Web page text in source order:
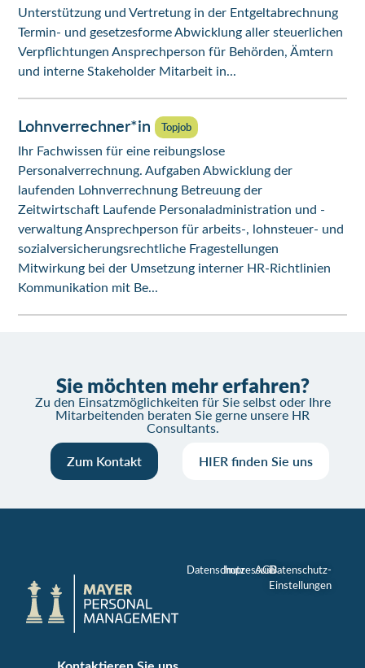
Unterstützung und Vertretung in der Entgeltabrechnung
Termin- und gesetzesforme Abwicklung aller steuerlichen
Verpflichtungen Ansprechperson für Behörden, Ämtern
und interne Stakeholder Mitarbeit in...
Lohnverrechner*in Topjob
Ihr Fachwissen für eine reibungslose
Personalverrechnung. Aufgaben Abwicklung der
laufenden Lohnverrechnung Betreuung der
Zeitwirtschaft Laufende Personaladministration und -
verwaltung Ansprechperson für arbeits-, lohnsteuer- und
sozialversicherungsrechtliche Fragestellungen
Mitwirkung bei der Umsetzung interner HR-Richtlinien
Kommunikation mit Be...
Sie möchten mehr erfahren?
Zu den Einsatzmöglichkeiten für Sie selbst oder Ihre
Mitarbeitenden beraten Sie gerne unsere HR
Consultants.
Zum Kontakt HIER finden Sie uns
DatenschutzImpressum
AGBDatenschutz-
Einstellungen